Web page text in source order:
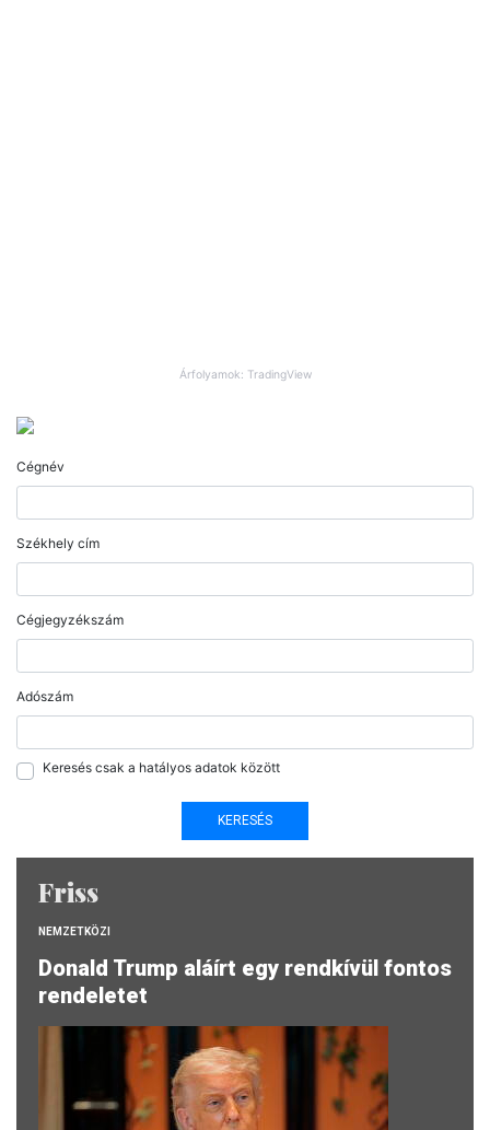
Árfolyamok: TradingView
Cégnév
Székhely cím
Cégjegyzékszám
Adószám
Keresés csak a hatályos adatok között
Friss
NEMZETKÖZI
Donald Trump aláírt egy rendkívül fontos
rendeletet